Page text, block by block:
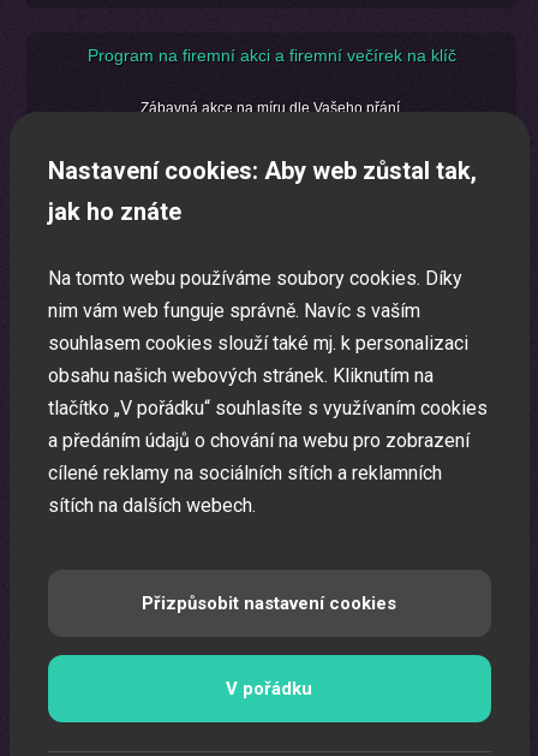
Program na firemní akci a firemní večírek na klíč
Zábavná akce na míru dle Vašeho přání.
Nastavení cookies: Aby web zůstal tak,
jak ho znáte
Na tomto webu používáme soubory cookies. Díky
nim vám web funguje správně. Navíc s vaším
souhlasem cookies slouží také mj. k personalizaci
obsahu našich webových stránek. Kliknutím na
tlačítko „V pořádku“ souhlasíte s využívaním cookies
a předáním údajů o chování na webu pro zobrazení
cílené reklamy na sociálních sítích a reklamních
sítích na dalších webech.
Přizpůsobit nastavení cookies
V pořádku